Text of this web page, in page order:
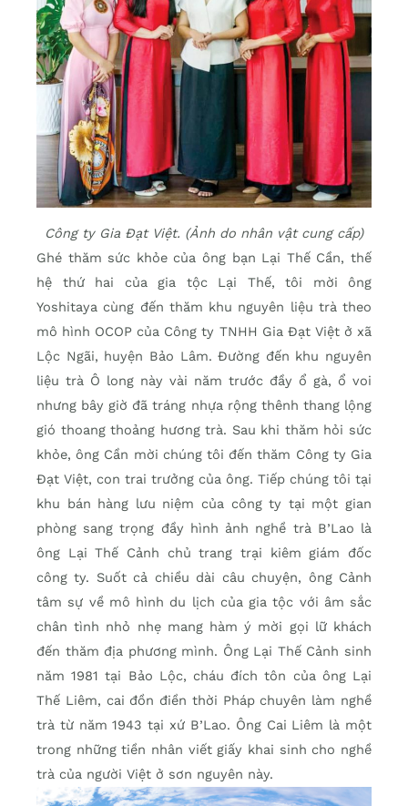
Công ty Gia Đạt Việt. (Ảnh do nhân vật cung cấp)
Ghé thăm sức khỏe của ông bạn Lại Thế Cần, thế
hệ thứ hai của gia tộc Lại Thế, tôi mời ông
Yoshitaya cùng đến thăm khu nguyên liệu trà theo
mô hình OCOP của Công ty TNHH Gia Đạt Việt ở xã
Lộc Ngãi, huyện Bảo Lâm. Đường đến khu nguyên
liệu trà Ô long này vài năm trước đầy ổ gà, ổ voi
nhưng bây giờ đã tráng nhựa rộng thênh thang lộng
gió thoang thoảng hương trà. Sau khi thăm hỏi sức
khỏe, ông Cần mời chúng tôi đến thăm Công ty Gia
Đạt Việt, con trai trưởng của ông. Tiếp chúng tôi tại
khu bán hàng lưu niệm của công ty tại một gian
phòng sang trọng đầy hình ảnh nghề trà B’Lao là
ông Lại Thế Cảnh chủ trang trại kiêm giám đốc
công ty. Suốt cả chiều dài câu chuyện, ông Cảnh
tâm sự về mô hình du lịch của gia tộc với âm sắc
chân tình nhỏ nhẹ mang hàm ý mời gọi lữ khách
đến thăm địa phương mình. Ông Lại Thế Cảnh sinh
năm 1981 tại Bảo Lộc, cháu đích tôn của ông Lại
Thế Liêm, cai đồn điền thời Pháp chuyên làm nghề
trà từ năm 1943 tại xứ B’Lao. Ông Cai Liêm là một
trong những tiền nhân viết giấy khai sinh cho nghề
trà của người Việt ở sơn nguyên này.